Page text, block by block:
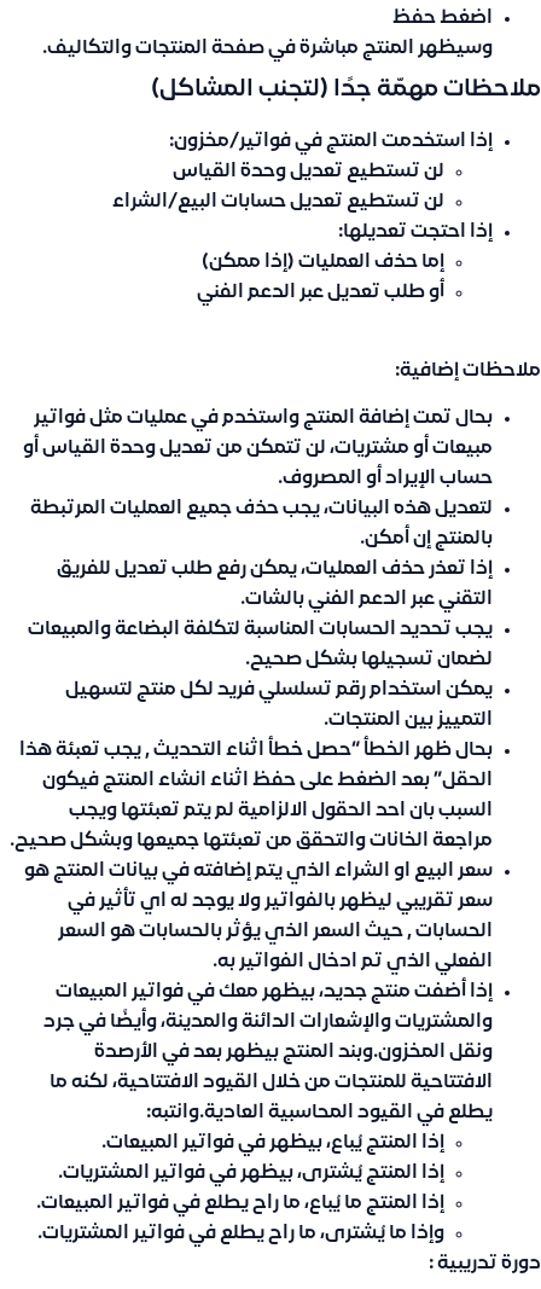
اضغط حفظ
وسيظهر المنتج مباشرة في صفحة المنتجات والتكاليف.
ملاحظات مهمّة جدًا (لتجنب المشاكل)
إذا استخدمت المنتج في فواتير/مخزون:
لن تستطيع تعديل وحدة القياس
لن تستطيع تعديل حسابات البيع/الشراء
إذا احتجت تعديلها:
إما حذف العمليات (إذا ممكن)
أو طلب تعديل عبر الدعم الفني
ملاحظات إضافية:
بحال تمت إضافة المنتج واستخدم في عمليات مثل فواتير
مبيعات أو مشتريات، لن تتمكن من تعديل وحدة القياس أو
حساب الإيراد أو المصروف.
لتعديل هذه البيانات، يجب حذف جميع العمليات المرتبطة
بالمنتج إن أمكن.
إذا تعذر حذف العمليات، يمكن رفع طلب تعديل للفريق
التقني عبر الدعم الفني بالشات.
يجب تحديد الحسابات المناسبة لتكلفة البضاعة والمبيعات
لضمان تسجيلها بشكل صحيح.
يمكن استخدام رقم تسلسلي فريد لكل منتج لتسهيل
التمييز بين المنتجات.
بحال ظهر الخطأ “حصل خطأ اثناء التحديث , يجب تعبئة هذا
الحقل” بعد الضغط على حفظ اثناء انشاء المنتج فيكون
السبب بان احد الحقول الالزامية لم يتم تعبئتها ويجب
مراجعة الخانات والتحقق من تعبئتها جميعها وبشكل صحيح.
سعر البيع او الشراء الذي يتم إضافته في بيانات المنتج هو
سعر تقريبي ليظهر بالفواتير ولا يوجد له اي تأثير في
الحسابات , حيث السعر الذي يؤثر بالحسابات هو السعر
الفعلي الذي تم ادخال الفواتير به.
إذا أضفت منتج جديد، بيظهر معك في فواتير المبيعات
والمشتريات والإشعارات الدائنة والمدينة، وأيضًا في جرد
ونقل المخزون.وبند المنتج بيظهر بعد في الأرصدة
الافتتاحية للمنتجات من خلال القيود الافتتاحية، لكنه ما
يطلع في القيود المحاسبية العادية.وانتبه:
إذا المنتج يُباع، بيظهر في فواتير المبيعات.
إذا المنتج يُشترى، بيظهر في فواتير المشتريات.
إذا المنتج ما يُباع، ما راح يطلع في فواتير المبيعات.
وإذا ما يُشترى، ما راح يطلع في فواتير المشتريات.
دورة تدريبية :